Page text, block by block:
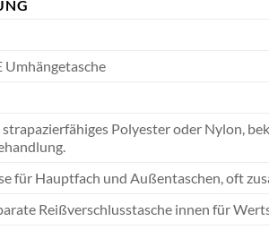
Umhängetasche
Polyester oder Nylon,
für Hauptfach und Außentaschen, oft
Reißverschlusstasche innen für